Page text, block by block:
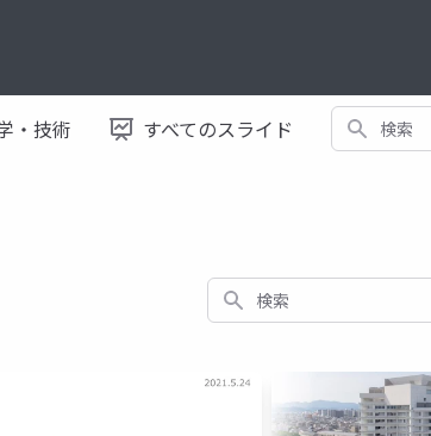
・技術 すべてのスライド 検索
検索